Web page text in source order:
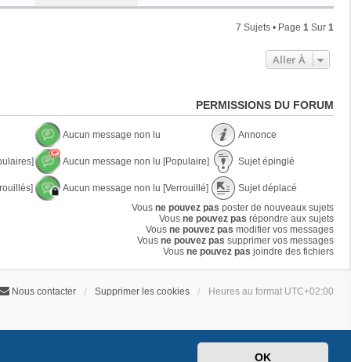
OK
7 Sujets • Page 1 Sur 1
Aller À
PERMISSIONS DU FORUM
u
u
o
u
Aucun message non lu
u
s
g
n
Aucun message non lu [Populaire]
e
s
Aucun message non lu [Verrouillé]
n
o
c
e
Annonce
u
e
t
é
p
i
n
l
Sujet épinglé
S
u
j
e
t
é
l
Sujet déplacé
Vous ne pouvez pas poster de nouveaux sujets
Vous ne pouvez pas répondre aux sujets
Vous ne pouvez pas modifier vos messages
Vous ne pouvez pas supprimer vos messages
Vous ne pouvez pas joindre des fichiers
Nous contacter Supprimer les cookies Heures au format UTC+02:00